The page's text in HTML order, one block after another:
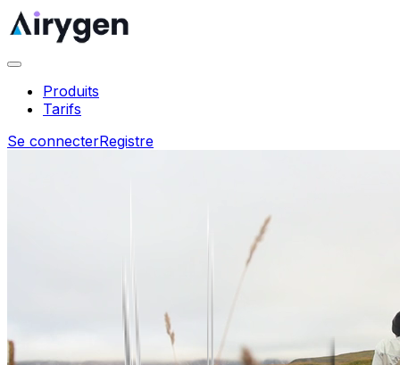
Produits
Tarifs
Se connecterRegistre